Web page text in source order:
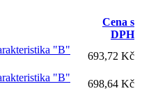
Cena s
DPH
"B"
693,72 Kč
"B"
698,64 Kč